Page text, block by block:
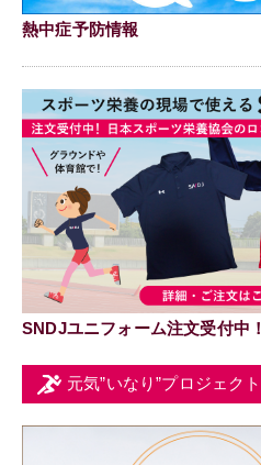
熱中症予防情報
SNDJユニフォーム注文受付中！
元気”いなり”プロジェクト